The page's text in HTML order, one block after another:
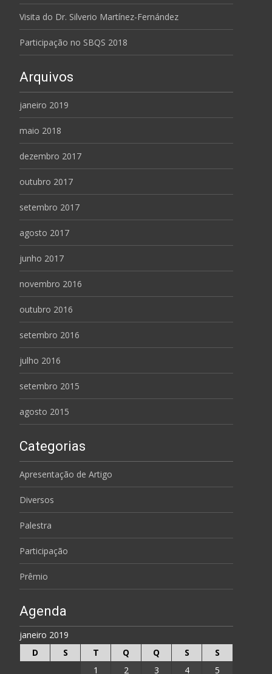
Visita do Dr. Silverio Martínez-Fernández
Participação no SBQS 2018
Arquivos
janeiro 2019
maio 2018
dezembro 2017
outubro 2017
setembro 2017
agosto 2017
junho 2017
novembro 2016
outubro 2016
setembro 2016
julho 2016
setembro 2015
agosto 2015
Categorias
Apresentação de Artigo
Diversos
Palestra
Participação
Prêmio
Agenda
janeiro 2019
D
S T Q Q S
S
1
2 3 4 5